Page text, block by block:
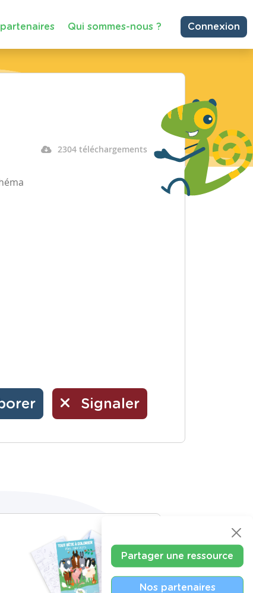
Qui sommes-nous ? Connexion
2304 téléchargements
Signaler
Partager une ressource
Nos partenaires